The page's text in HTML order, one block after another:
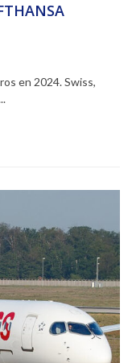
en 2024. Swiss,